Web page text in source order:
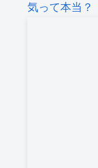
気って本当？